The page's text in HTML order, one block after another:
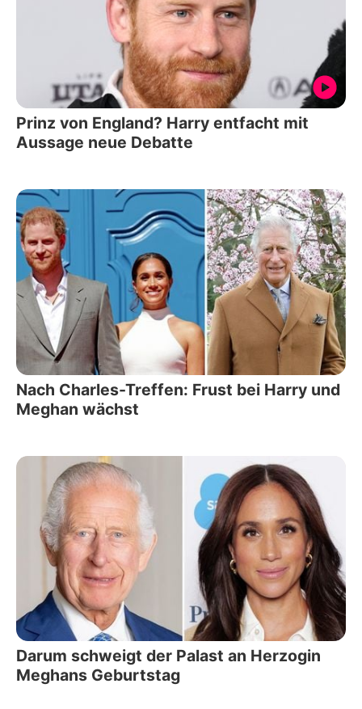
Prinz von England? Harry entfacht mit
Aussage neue Debatte
Nach Charles-Treffen: Frust bei Harry und
Meghan wächst
Darum schweigt der Palast an Herzogin
Meghans Geburtstag